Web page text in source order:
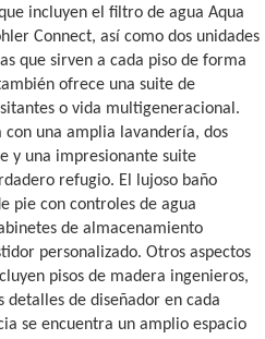
incluyen el filtro de agua Aqua
Connect, así como dos unidades
que sirven a cada piso de forma
ofrece una suite de
o vida multigeneracional.
una amplia lavandería, dos
y una impresionante suite
refugio. El lujoso baño
pie con controles de agua
de almacenamiento
personalizado. Otros aspectos
pisos de madera ingenieros,
detalles de diseñador en cada
se encuentra un amplio espacio